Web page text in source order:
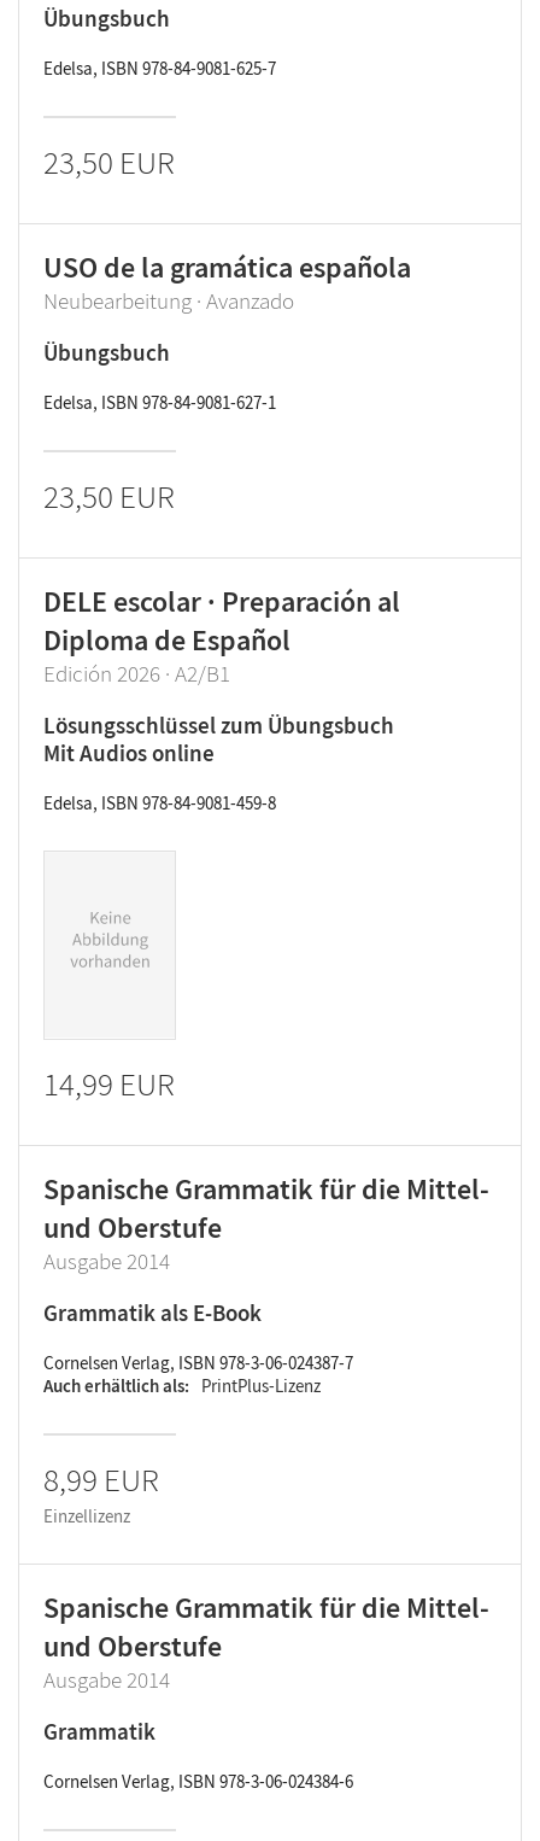
Übungsbuch
Edelsa, ISBN 978-84-9081-625-7
23,50 EUR
USO de la gramática española
Neubearbeitung · Avanzado
Übungsbuch
Edelsa, ISBN 978-84-9081-627-1
23,50 EUR
DELE escolar · Preparación al
Diploma de Español
Edición 2026 · A2/B1
Lösungsschlüssel zum Übungsbuch
Mit Audios online
Edelsa, ISBN 978-84-9081-459-8
14,99 EUR
Spanische Grammatik für die Mittel-
und Oberstufe
Ausgabe 2014
Grammatik als E-Book
Cornelsen Verlag, ISBN 978-3-06-024387-7
Auch erhältlich als
PrintPlus-Lizenz
8,99 EUR
Einzellizenz
Spanische Grammatik für die Mittel-
und Oberstufe
Ausgabe 2014
Grammatik
Cornelsen Verlag, ISBN 978-3-06-024384-6